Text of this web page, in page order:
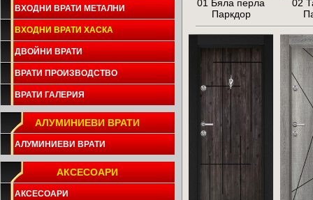
ВХОДНИ ВРАТИ МЕТАЛНИ
ВХОДНИ ВРАТИ ХАСКА
ДВОЙНИ ВРАТИ
ВРАТИ ПРОИЗВОДСТВО
ВРАТИ ГАЛЕРИЯ
АЛУМИНИЕВИ ВРАТИ
АЛУМИНИЕВИ ВРАТИ
АКСЕСОАРИ
АКСЕСОАРИ
01 Бяла перла
Паркдор
02